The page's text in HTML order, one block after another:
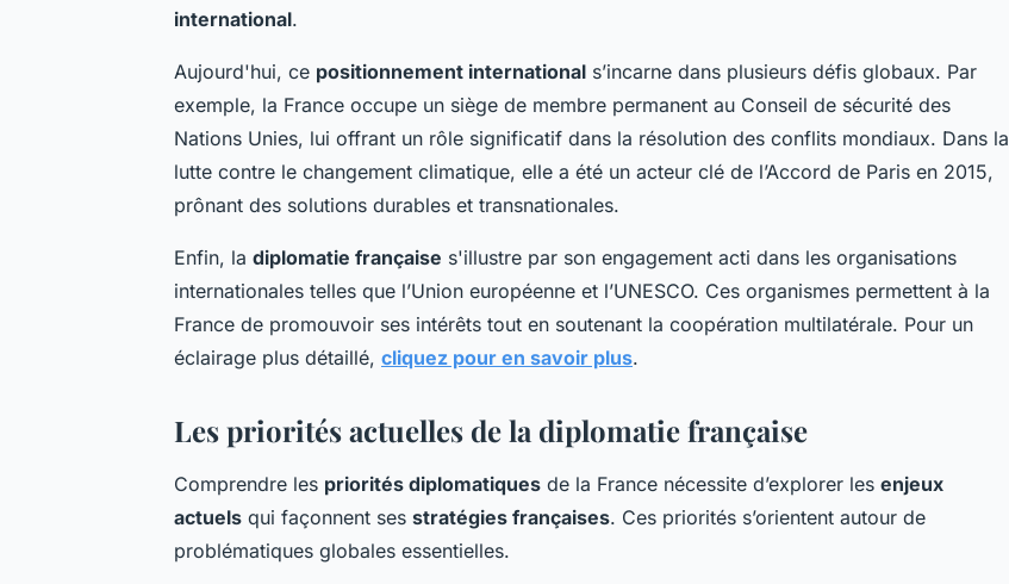
international.
Aujourd'hui, ce positionnement international s’incarne dans plusieurs défis globaux. Par
exemple, la France occupe un siège de membre permanent au Conseil de sécurité des
Nations Unies, lui offrant un rôle significatif dans la résolution des conflits mondiaux. Dans la
lutte contre le changement climatique, elle a été un acteur clé de l’Accord de Paris en 2015,
prônant des solutions durables et transnationales.
Enfin, la diplomatie française s'illustre par son engagement acti dans les organisations
internationales telles que l’Union européenne et l’UNESCO. Ces organismes permettent à la
France de promouvoir ses intérêts tout en soutenant la coopération multilatérale. Pour un
éclairage plus détaillé, cliquez pour en savoir plus.
Les priorités actuelles de la diplomatie française
Comprendre les priorités diplomatiques de la France nécessite d’explorer les enjeux
actuels qui façonnent ses stratégies françaises. Ces priorités s’orientent autour de
problématiques globales essentielles.